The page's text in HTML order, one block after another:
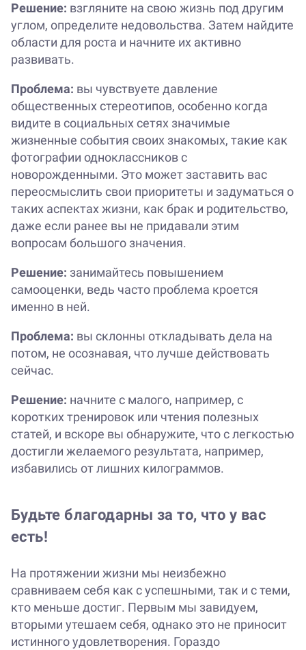
Решение: взгляните на свою жизнь под другим
углом, определите недовольства. Затем найдите
области для роста и начните их активно
развивать.
Проблема: вы чувствуете давление
общественных стереотипов, особенно когда
видите в социальных сетях значимые
жизненные события своих знакомых, такие как
фотографии одноклассников с
новорожденными. Это может заставить вас
переосмыслить свои приоритеты и задуматься о
таких аспектах жизни, как брак и родительство,
даже если ранее вы не придавали этим
вопросам большого значения.
Решение: занимайтесь повышением
самооценки, ведь часто проблема кроется
именно в ней.
Проблема: вы склонны откладывать дела на
потом, не осознавая, что лучше действовать
сейчас.
Решение: начните с малого, например, с
коротких тренировок или чтения полезных
статей, и вскоре вы обнаружите, что с легкостью
достигли желаемого результата, например,
избавились от лишних килограммов.
Будьте благодарны за то, что у вас
есть!
На протяжении жизни мы неизбежно
сравниваем себя как с успешными, так и с теми,
кто меньше достиг. Первым мы завидуем,
вторыми утешаем себя, однако это не приносит
истинного удовлетворения. Гораздо